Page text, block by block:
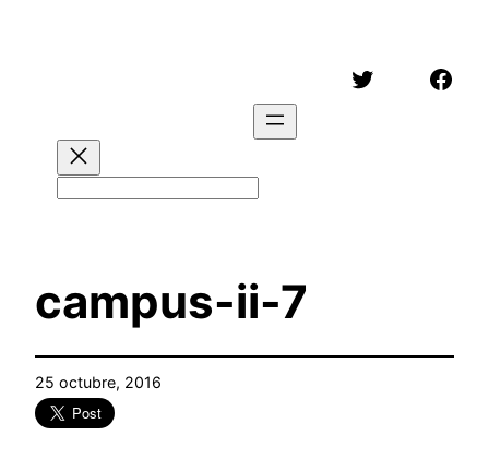
Twitter
campus-ii-7
25 octubre, 2016